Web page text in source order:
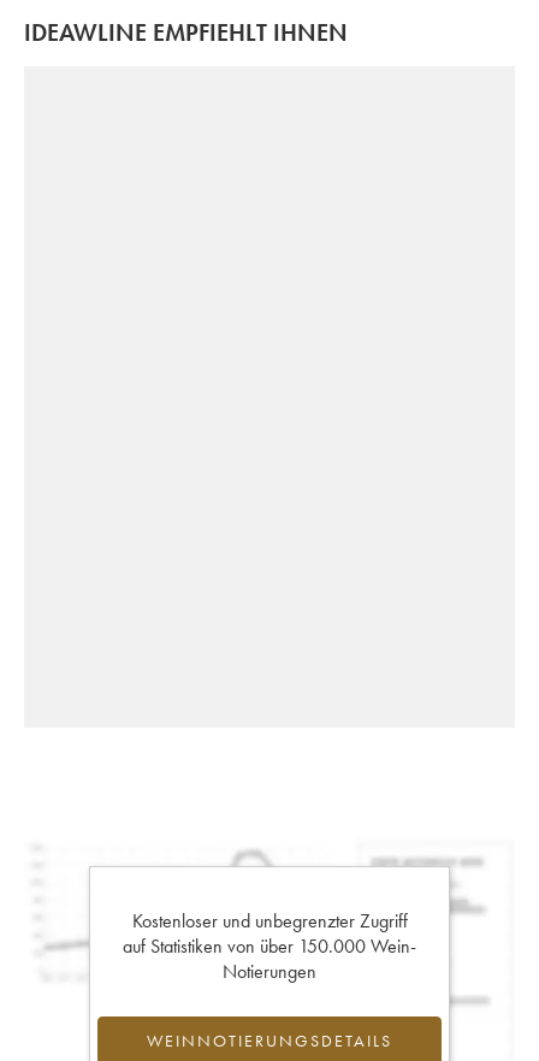
IDEAWLINE EMPFIEHLT IHNEN
Kostenloser und unbegrenzter Zugriff
auf Statistiken von über 150.000 Wein-
Notierungen
WEINNOTIERUNGSDETAILS